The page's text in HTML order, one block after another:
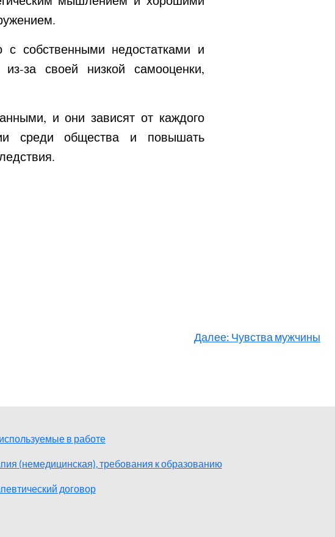
собственными недостатками и
за своей низкой самооценки,
и они зависят от каждого
среди общества и повышать
Далее: Чувства мужчины
в работе
(немедицинская), требования к образованию
договор